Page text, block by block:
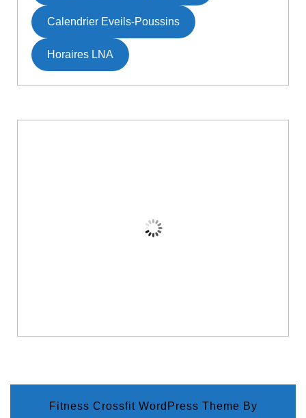
Calendrier Eveils-Poussins
Horaires LNA
Fitness Crossfit WordPress Theme By